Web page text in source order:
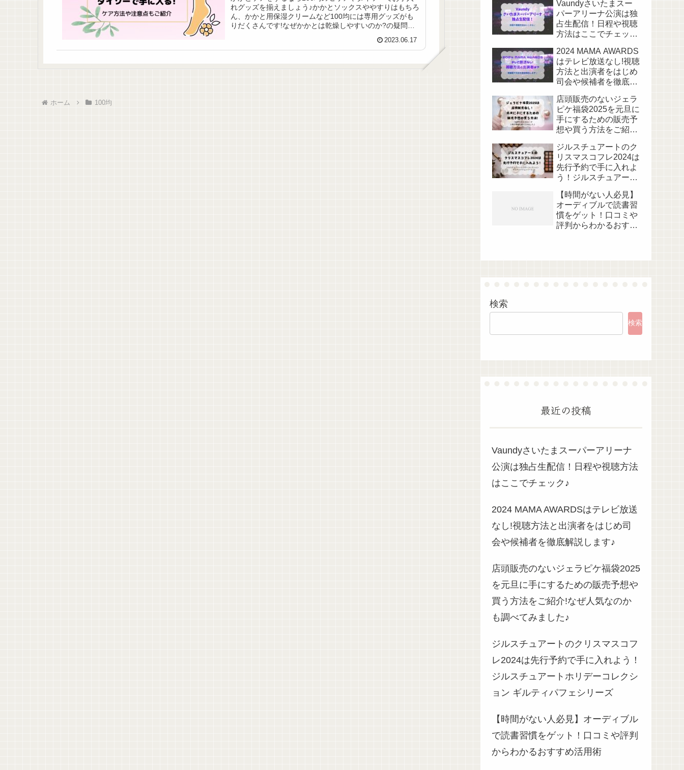
れグッズを揃えましょう♪かかとソックスややすりはもちろ
ん、かかと用保湿クリームなど100均には専用グッズがも
りだくさんです!なぜかかとは乾燥しやすいのか?の疑問に
2023.06.17
ホーム 100均
Vaundyさいたまスー
パーアリーナ公演は独
占生配信！日程や視聴
方法はここでチェック
2024 MAMA AWARDS
はテレビ放送なし!視聴
方法と出演者をはじめ
司会や候補者を徹底解
店頭販売のないジェラ
ピケ福袋2025を元旦に
手にするための販売予
想や買う方法をご紹介!
てみました♪
ジルスチュアートのク
リスマスコフレ2024は
先行予約で手に入れよ
う！ジルスチュアート
ギルティパフェシリー
ズ
【時間がない人必見】
オーディブルで読書習
慣をゲット！口コミや
評判からわかるおすす
検索
検索
最近の投稿
Vaundyさいたまスーパーアリーナ
公演は独占生配信！日程や視聴方法
はここでチェック♪
2024 MAMA AWARDSはテレビ放送
なし!視聴方法と出演者をはじめ司
会や候補者を徹底解説します♪
店頭販売のないジェラピケ福袋2025
を元旦に手にするための販売予想や
買う方法をご紹介!なぜ人気なのか
も調べてみました♪
ジルスチュアートのクリスマスコフ
レ2024は先行予約で手に入れよう！
ジルスチュアートホリデーコレクシ
ョン ギルティパフェシリーズ
【時間がない人必見】オーディブル
で読書習慣をゲット！口コミや評判
からわかるおすすめ活用術